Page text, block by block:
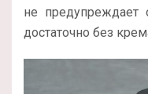
не предупреждает
достаточно без